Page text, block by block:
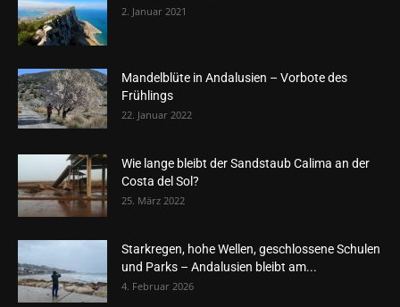
2. Januar 2021
Mandelblüte in Andalusien – Vorbote des
Frühlings
22. Januar 2022
Wie lange bleibt der Sandstaub Calima an der
Costa del Sol?
25. März 2022
Starkregen, hohe Wellen, geschlossene Schulen
und Parks – Andalusien bleibt am...
4. Februar 2026